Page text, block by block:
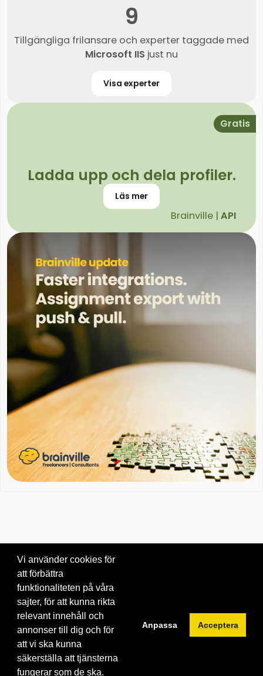
9
Tillgängliga frilansare och experter taggade med
Microsoft IIS just nu
Visa experter
Gratis
Ladda upp och dela profiler.
Läs mer
Brainville | API
© 2026 Brainville AB. |Villkor för tjänsten
Byt språk:
Vi använder cookies för
att förbättra
funktionaliteten på våra
sajter, för att kunna rikta
relevant innehåll och
annonser till dig och för
att vi ska kunna
säkerställa att tjänsterna
fungerar som de ska.
Anpassa Acceptera